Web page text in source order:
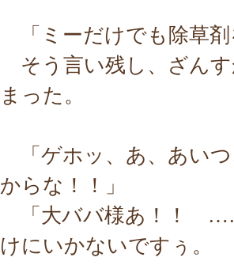
「ミーだけでも除草
そう言い残し、ざん
まった。
「ゲホッ、あ、あい
からな！！」
「大ババ様あ！！
けにいかないですぅ。